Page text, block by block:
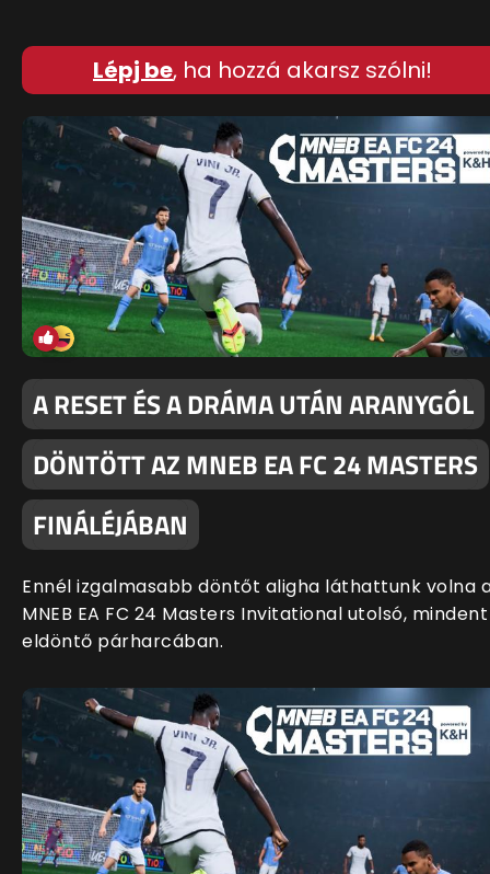
Lépj be, ha hozzá akarsz szólni!
A RESET ÉS A DRÁMA UTÁN ARANYGÓL
DÖNTÖTT AZ MNEB EA FC 24 MASTERS
FINÁLÉJÁBAN
Ennél izgalmasabb döntőt aligha láthattunk volna
MNEB EA FC 24 Masters Invitational utolsó, mindent
eldöntő párharcában.